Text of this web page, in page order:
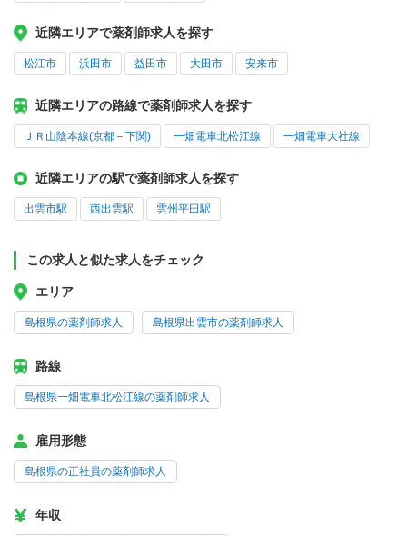
近隣エリアで薬剤師求人を探す
松江市 浜田市 益田市 大田市 安来市
近隣エリアの路線で薬剤師求人を探す
ＪＲ山陰本線(京都－下関) 一畑電車北松江線 一畑電車大社線
近隣エリアの駅で薬剤師求人を探す
出雲市駅 西出雲駅 雲州平田駅
この求人と似た求人をチェック
エリア
島根県の薬剤師求人 島根県出雲市の薬剤師求人
路線
島根県一畑電車北松江線の薬剤師求人
雇用形態
島根県の正社員の薬剤師求人
年収